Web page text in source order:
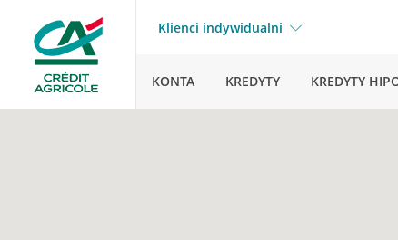
Klienci indywidualni
KONTA KREDYTY KREDYTY